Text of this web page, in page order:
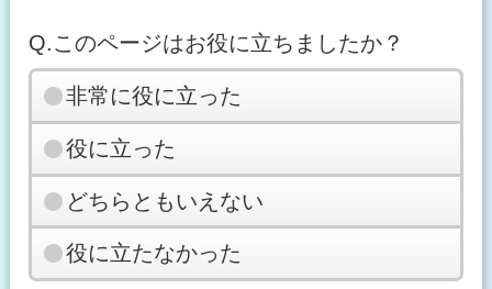
Q.このページはお役に立ちましたか？
非常に役に立った
役に立った
どちらともいえない
役に立たなかった